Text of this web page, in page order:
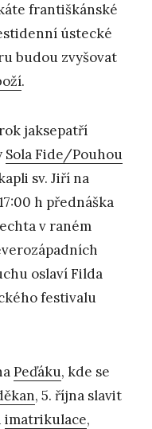
františkánské
ústecké
budou zvyšovat
.
jaksepatří
Sola Fide/Pouhou
sv. Jiří na
h přednáška
v raném
oslaví Filda
festivalu
Peďáku, kde se
, 5. října slavit
imatrikulace,